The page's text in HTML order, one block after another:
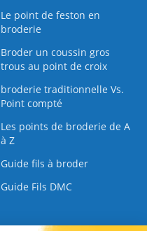
Le point de feston en
broderie
Broder un coussin gros
trous au point de croix
broderie traditionnelle Vs.
Point compté
Les points de broderie de A
à Z
Guide fils à broder
Guide Fils DMC